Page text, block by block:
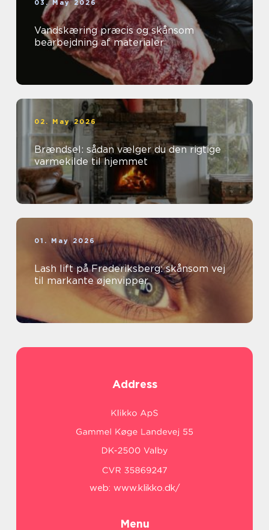
03. May 2026
Vandskæring præcis og skånsom
bearbejdning af materialer
02. May 2026
Brændsel: sådan vælger du den rigtige
varmekilde til hjemmet
01. May 2026
Lash lift på Frederiksberg: skånsom vej
til markante øjenvipper
Address
web: www.klikko.dk/
Menu